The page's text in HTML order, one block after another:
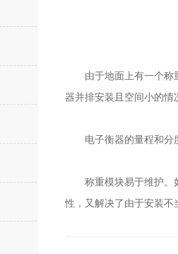
由于地面上有一个称重
器并排安装且空间小的情
电子衡器的量程和分度
称重模块易于维护。如
性，又解决了由于安装不